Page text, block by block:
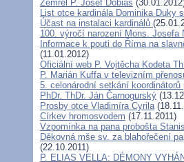
Zemřel P. Josef Dobiáš
List otce kardinála Dominika Duky
Účast na instalaci kardinálů
100. výročí narození Mons. Josefa
Informace k pouti do Říma na
(11.01.2012)
Oficiální web P. Vojtěcha Kodeta
P. Marián Kuffa v televizním
5. celonárodní setkání
PhDr. ThDr. Ján Čarnogurský
Prosby otce Vladimíra Cyrila
Církev hromosvodem (17.11.2011)
Vzpomínka na pana probošta
Děkovná mše sv. za blahořečení
(22.10.2011)
P. ELIAS VELLA: DÉMONY